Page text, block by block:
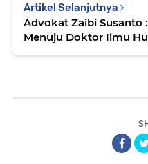
Artikel Selanjutnya
Advokat Zaibi Susanto
Menuju Doktor Ilmu